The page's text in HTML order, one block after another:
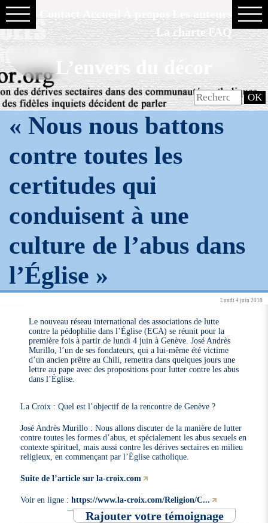
La charte FAQ
L’envers du décor
« Nous nous battons
contre toutes les
certitudes qui
conduisent à une
culture de l’abus dans
l’Église »
Lundi 4 juin 2018
Le nouveau réseau international des associations de lutte
contre la pédophilie dans l’Église (ECA) se réunit pour la
première fois à partir de lundi 4 juin à Genève. José Andrès
Murillo, l’un de ses fondateurs, qui a lui-même été victime
d’un ancien prêtre au Chili, remettra dans quelques jours une
lettre au pape avec des propositions pour lutter contre les abus
dans l’Église.
La Croix : Quel est l’objectif de la rencontre de Genève ?
José Andrès Murillo : Nous allons discuter de la manière de lutter
contre toutes les formes d’abus, et spécialement les abus sexuels en
contexte spirituel, mais aussi contre les dérives sectaires en milieu
religieux, en commençant par l’Église catholique.
Suite de l’article sur la-croix.com
Voir en ligne :https://www.la-croix.com/Religion/C...
Rajouter votre témoignage